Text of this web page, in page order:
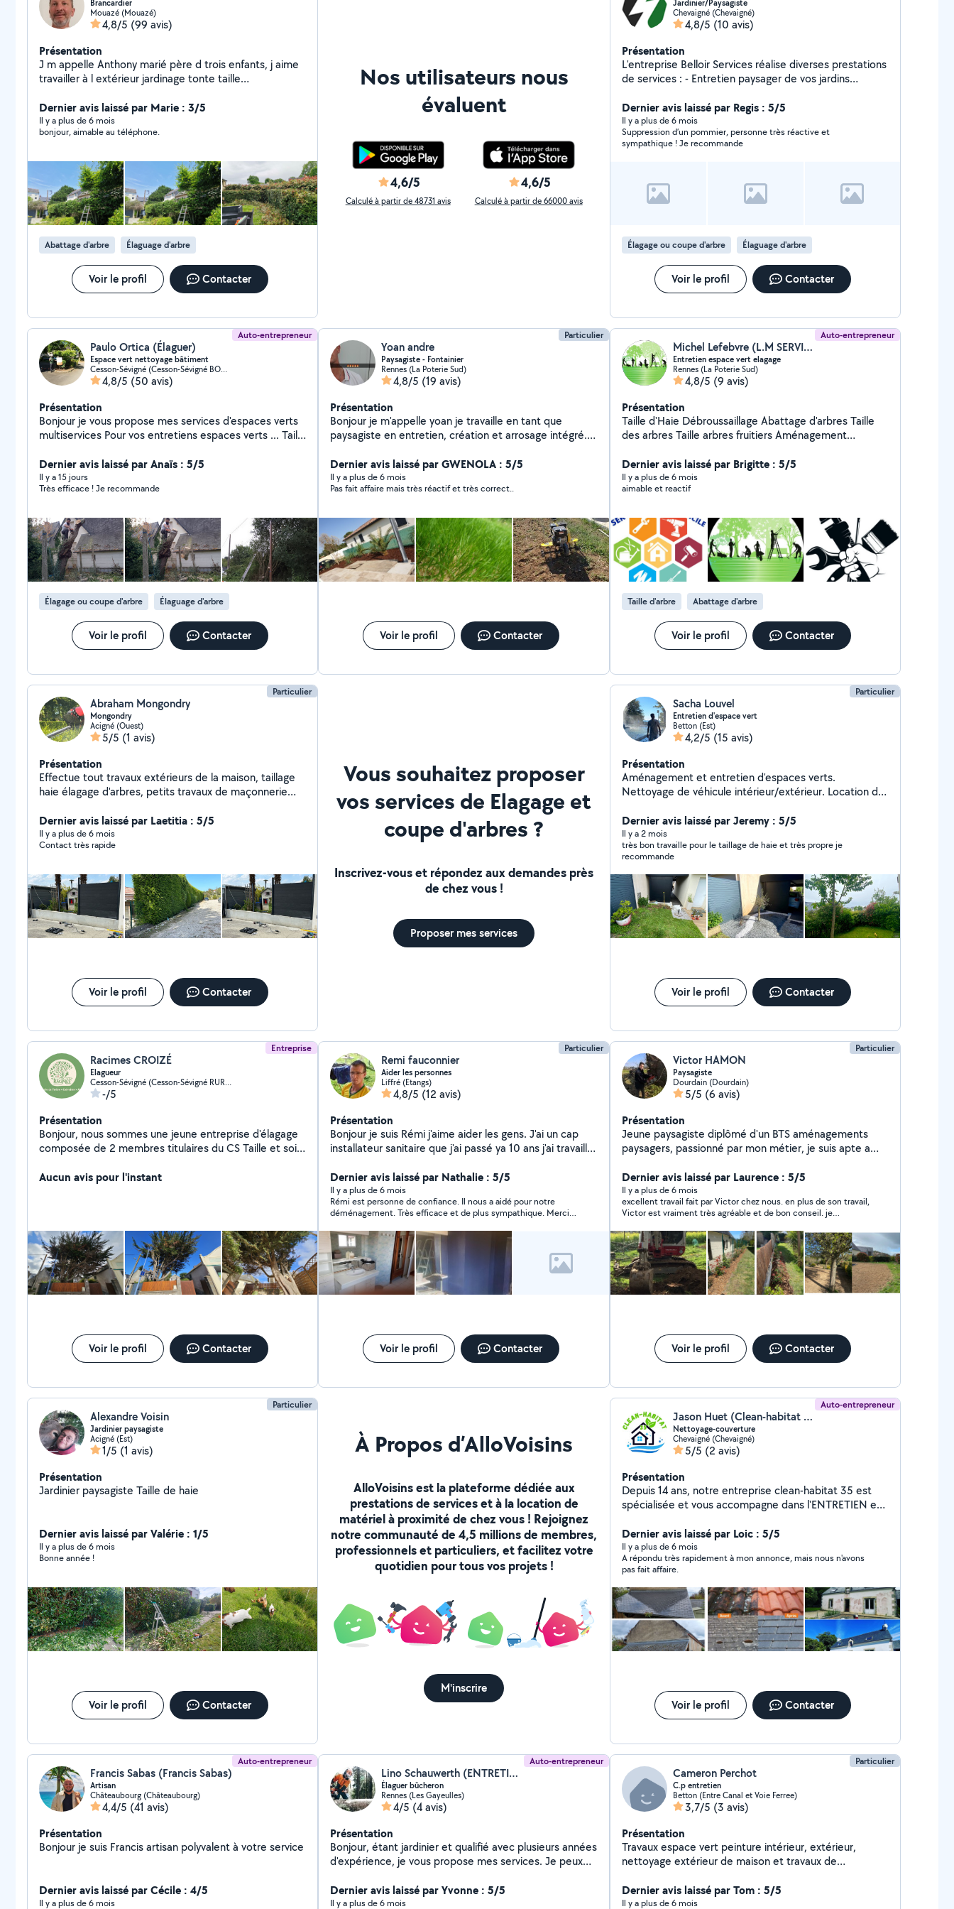
Brancardier
Mouazé (Mouazé)
4,8/5 (99 avis)
Présentation
J m appelle Anthony marié père d trois enfants, j aime
travailler à l extérieur jardinage tonte taille
semaines au travail, donc je suis prêt à venir m occuper
de vos extérieurs . Cesu accepté...
Dernier avis laissé par Marie : 3/5
Il y a plus de 6 mois
bonjour, aimable au téléphone.
Abattage d'arbre Élaguage d'arbre
Voir le profil Contacter
Nos utilisateurs nous
évaluent
4,6/5
Calculé à partir de 48731 avis
4,6/5
Calculé à partir de 66000 avis
Jardinier/Paysagiste
Chevaigné (Chevaigné)
4,8/5 (10 avis)
Présentation
L'entreprise Belloir Services réalise diverses prestations
de services : - Entretien paysager de vos jardins
Tonte - Désherbage - Abattage petit sujet - Petits
travaux de créations paysagers - Débarras de maison/
Évacuation de déchets
Dernier avis laissé par Regis : 5/5
Il y a plus de 6 mois
Suppression d’un pommier, personne très réactive et
sympathique ! Je recommande
Élagage ou coupe d'arbre Élaguage d'arbre
Voir le profil Contacter
Auto-entrepreneur
Paulo Ortica (Élaguer)
Espace vert nettoyage bâtiment
Cesson-Sévigné (Cesson-Sévigné BOURGCHEVREUIL)
4,8/5 (50 avis)
Présentation
Bonjour je vous propose mes services d'espaces verts
multiservices Pour vos entretiens espaces verts ... Taille
hauteur ... Tente de pelouse débroussaillage ...
Évacuation de vos déchets ...Enlèvement de souche
Peinture intérieur extérieur ... De Muret façade pignon
Nettoyage par traitement ... Façade pignon toiture
dallage Muret... Petits travaux de demol ...Enlèvement
des gravats Disponible 24 sur 24 7 jours sur 7 Devis et
déplacement gratuit Avec Facilité de paiement.
N'hésitez pas à me contacter pour tout
renseignement. Merci à vous et une bonne journée.
Dernier avis laissé par Anaïs : 5/5
Il y a 15 jours
Très efficace ! Je recommande
Élagage ou coupe d'arbre Élaguage d'arbre
Voir le profil Contacter
Particulier
Yoan andre
Paysagiste - Fontainier
Rennes (La Poterie Sud)
4,8/5 (19 avis)
Présentation
Bonjour je m'appelle yoan je travaille en tant que
paysagiste en entretien, création et arrosage intégré.
besoins.
Dernier avis laissé par GWENOLA : 5/5
Il y a plus de 6 mois
Pas fait affaire mais très réactif et très correct..
Voir le profil Contacter
Auto-entrepreneur
Michel Lefebvre (L.M SERVICES)
Entretien espace vert elagage
Rennes (La Poterie Sud)
4,8/5 (9 avis)
Présentation
Taille d'Haie Débroussaillage Abattage d'arbres Taille
des arbres Taille arbres fruitiers Aménagement
Nettoyage désolé, dallage, nettoyage au Karcher
Plantation Tonte de pelouse Évacuation, végétaux,
troncs Travail avec Nacelle de 25 mètres Autre.
professionnel travail soigné et rigoureux devis et
déplacement gratuit disponible 7j7 pour toute
question, n'hésitez pas à me contacter ou à m'envoyer
des photos. Cordialement, Payement possible, chèque
espèces virement Mots-clés Elagueur, jardinier,
paysagiste, arbres, bûcheron
Dernier avis laissé par Brigitte : 5/5
Il y a plus de 6 mois
aimable et reactif
Taille d'arbre Abattage d'arbre
Voir le profil Contacter
Particulier
Abraham Mongondry
Mongondry
Acigné (Ouest)
5/5 (1 avis)
Présentation
Effectue tout travaux extérieurs de la maison, taillage
haie élagage d'arbres, petits travaux de maçonnerie
Dernier avis laissé par Laetitia : 5/5
Il y a plus de 6 mois
Contact très rapide
Voir le profil Contacter
Vous souhaitez proposer
vos services de Elagage et
coupe d'arbres ?
Inscrivez-vous et répondez aux demandes près
de chez vous !
Proposer mes services
Particulier
Sacha Louvel
Entretien d'espace vert
Betton (Est)
4,2/5 (15 avis)
Présentation
Aménagement et entretien d'espaces verts.
Nettoyage de véhicule intérieur/extérieur. Location de
l'entretien d'espaces verts.
Dernier avis laissé par Jeremy : 5/5
Il y a 2 mois
très bon travaille pour le taillage de haie et très propre je
recommande
Voir le profil Contacter
Entreprise
Racimes CROIZÉ
Elagueur
Cesson-Sévigné (Cesson-Sévigné RURAL NORD)
-/5
Présentation
Bonjour, nous sommes une jeune entreprise d'élagage
composée de 2 membres titulaires du CS Taille et soin
5 ans nous amène à vous proposer diverses
type de problématiques et d'agencement de jardin.
Site internet à disposition
Aucun avis pour l'instant
Voir le profil Contacter
Particulier
Remi fauconnier
Aider les personnes
Liffré (Etangs)
4,8/5 (12 avis)
Présentation
Bonjour je suis Rémi j'aime aider les gens. J'ai un cap
installateur sanitaire que j'ai passé ya 10 ans j'ai travaillé
fais de la peinture, pose de sol, de la tapisserie,
montage démontage de meubles
Dernier avis laissé par Nathalie : 5/5
Il y a plus de 6 mois
Rémi est personne de confiance. Il nous a aidé pour notre
déménagement. Très efficace et de plus sympathique. Merci
Voir le profil Contacter
Particulier
Victor HAMON
Paysagiste
Dourdain (Dourdain)
5/5 (6 avis)
Présentation
Jeune paysagiste diplômé d'un BTS aménagements
paysagers, passionné par mon métier, je suis apte a
de création paysagère, de tronçonnage,
d'engazonnements, etc.
Dernier avis laissé par Laurence : 5/5
Il y a plus de 6 mois
excellent travail fait par Victor chez nous. en plus de son travail,
Victor est vraiment très agréable et de bon conseil. je
Voir le profil Contacter
Particulier
Alexandre Voisin
Jardinier paysagiste
Acigné (Est)
1/5 (1 avis)
Présentation
Jardinier paysagiste Taille de haie
Dernier avis laissé par Valérie : 1/5
Il y a plus de 6 mois
Bonne année !
Voir le profil Contacter
À Propos d’AlloVoisins
AlloVoisins est la plateforme dédiée aux
prestations de services et à la location de
matériel à proximité de chez vous ! Rejoignez
notre communauté de 4,5 millions de membres,
professionnels et particuliers, et facilitez votre
quotidien pour tous vos projets !
M'inscrire
Auto-entrepreneur
Jason Huet (Clean-habitat 35)
Nettoyage-couverture
Chevaigné (Chevaigné)
5/5 (2 avis)
Présentation
Depuis 14 ans, notre entreprise clean-habitat 35 est
spécialisée et vous accompagne dans l'ENTRETIEN et
couverture, réparation d'ardoise et de tuile.
Ravalement de peinture façadePeinture toiture fibro-
ciment et ardoise. Démoussage toiture. Traitement
anti-mousse. Hydrofuge pour imperméabiliser votre
toiture . Nettoyage gouttière véranda dallage murets.
Remplacement faîtière . Peinture boiserie façade
muret et volet. Nous établissons ensemble un devis
clair et précis sur l'ensemble de vos besoins et travaux.
Je t'ai pas à rendre sur notre fille d'établissement. De
clean-habitat 35 pour plus de photos et avis client .
Dernier avis laissé par Loic : 5/5
Il y a plus de 6 mois
A répondu très rapidement à mon annonce, mais nous n'avons
pas fait affaire.
Voir le profil Contacter
Auto-entrepreneur
Francis Sabas (Francis Sabas)
Artisan
Châteaubourg (Châteaubourg)
4,4/5 (41 avis)
Présentation
Bonjour je suis Francis artisan polyvalent à votre service
Dernier avis laissé par Cécile : 4/5
Il y a plus de 6 mois
Auto-entrepreneur
Lino Schauwerth (ENTRETIEN DESPACE Vert)
Élaguer bûcheron
Rennes (Les Gayeulles)
4/5 (4 avis)
Présentation
Bonjour, étant jardinier et qualifié avec plusieurs années
d'expérience, je vous propose mes services. Je peux
darbres Abbatage d'arbre - Taille de haies arbustes et
autres - Débroussaillage,tonte,dessouchage -
Dernier avis laissé par Yvonne : 5/5
Il y a plus de 6 mois
Particulier
Cameron Perchot
C.p entretien
Betton (Entre Canal et Voie Ferree)
3,7/5 (3 avis)
Présentation
Travaux espace vert peinture intérieur, extérieur,
nettoyage extérieur de maison et travaux de
Dernier avis laissé par Tom : 5/5
Il y a plus de 6 mois